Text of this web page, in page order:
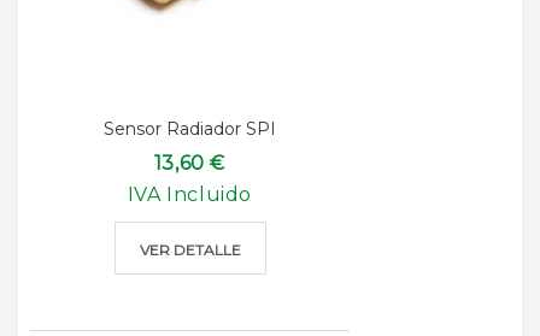
Sensor Radiador SPI
13,60 €
IVA Incluido
VER DETALLE